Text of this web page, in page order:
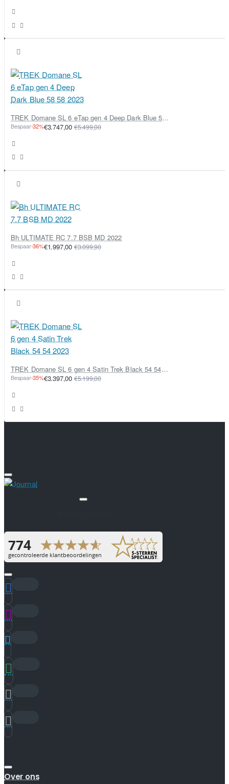
TREK Domane SL 6 eTap gen 4 Deep Dark Blue 58 58 2023
Bespaar-32%€3.747,00 €5.499,00
Bh ULTIMATE RC 7.7 BSB MD 2022
Bespaar-36%€1.997,00 €3.099,90
TREK Domane SL 6 gen 4 Satin Trek Black 54 54 2023
Bespaar-35%€3.397,00 €5.199,00
Over ons